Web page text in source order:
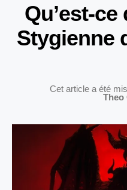
Qu’est-
Stygienne
Cet article a été
Theo